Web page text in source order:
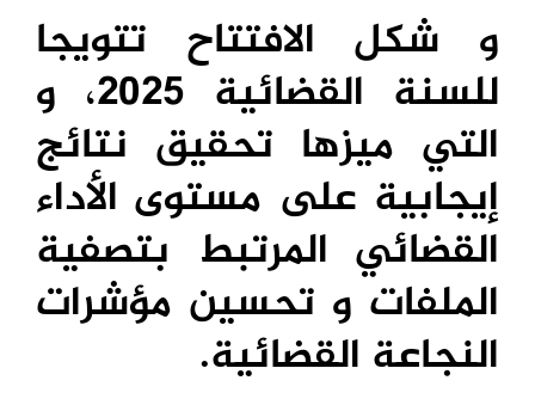
و شكل الافتتاح تتويجا
للسنة القضائية 2025، و
التي ميزها تحقيق نتائج
إيجابية على مستوى الأداء
القضائي المرتبط بتصفية
الملفات و تحسين مؤشرات
النجاعة القضائية.